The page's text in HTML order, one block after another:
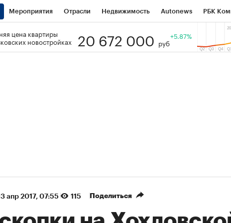
Мероприятия Отрасли Недвижимость Autonews РБК
РБК РБК Образование Тренды
цена квартиры
новостройках
20 672 000 руб
+5.87%
апр 2017, 07:55 115 Поделиться